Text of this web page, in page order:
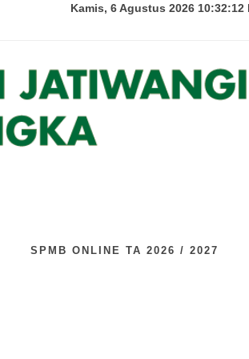
Kamis, 6 Agustus 2026 10:32:13
SPMB ONLINE TA 2026 / 2027